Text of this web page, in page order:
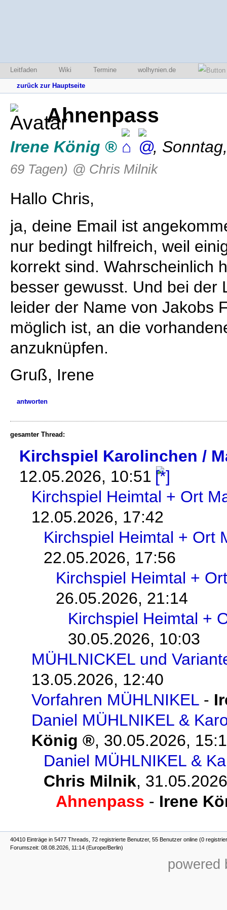
Leitfaden Wiki Termine wolhynien.de
zurück zur Hauptseite
Ahnenpass
Irene König ,
69 Tagen) @ Chris Milnik
Hallo Chris,
ja, deine Email ist
nur bedingt hilfreich, weil
korrekt sind. Wahrscheinlich
besser gewusst. Und bei der
leider der Name von Jakobs
möglich ist, an die
anzuknüpfen.
Gruß, Irene
antworten
gesamter Thread:
Kirchspiel Karolinchen /
12.05.2026, 10:51
Kirchspiel Heimtal + Ort
12.05.2026, 17:42
Kirchspiel Heimtal + Ort
22.05.2026, 17:56
Kirchspiel Heimtal +
26.05.2026, 21:14
Kirchspiel Heimtal +
30.05.2026, 10:03
MÜHLNICKEL und
13.05.2026, 12:40
Vorfahren MÜHLNIKEL -
Daniel MÜHLNIKEL &
König
, 30.05.2026,
Daniel MÜHLNIKEL &
Chris Milnik,
Ahnenpass - Irene
40410 Einträge in 5477 Threads, 72 registrierte Benutzer, 55 Benutzer online (0
Forumszeit: 08.08.2026, 11:14 (Europe/Berlin)
powered